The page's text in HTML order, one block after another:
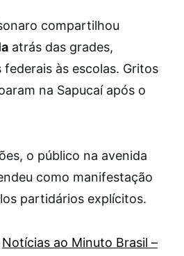
compartilhou
atrás das grades,
às escolas. Gritos
na Sapucaí após o
o público na avenida
como manifestação
partidários explícitos.
Notícias ao Minuto Brasil –